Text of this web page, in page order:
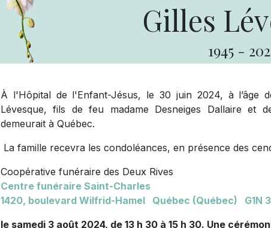
Gilles
1945 -
À l'Hôpital de l'Enfant-Jésus, le 30 juin 2024, à l’âge
Lévesque, fils de feu madame Desneiges Dallaire et
demeurait à Québec.
La famille recevra les condoléances, en présence des
Coopérative funéraire des Deux Rives
Centre funéraire Saint-Charles
1420, boulevard Wilfrid-Hamel Québec (Québec) G1N
le samedi 3 août 2024, de 13 h 30 à 15 h 30. Une